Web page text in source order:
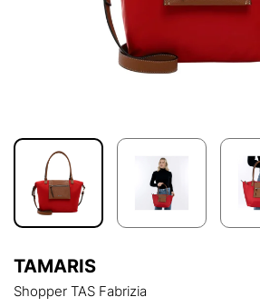
TAMARIS
Shopper TAS Fabrizia